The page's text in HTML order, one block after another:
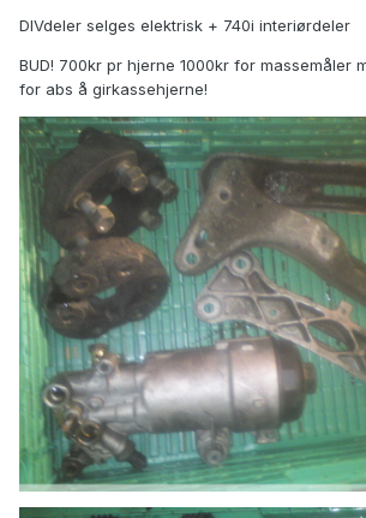
DIVdeler selges elektrisk + 740i interiørdeler
BUD! 700kr pr hjerne 1000kr for massemåler
for abs å girkassehjerne!